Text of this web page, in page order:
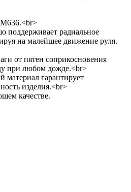
поддерживает радиальное
на малейшее движение руля.
от пятен соприкосновения
при любом дожде.<br>
материал гарантирует
изделия.<br>
качестве.